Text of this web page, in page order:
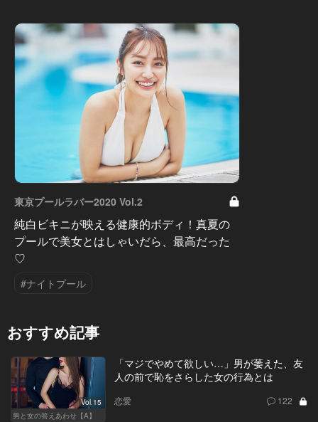
東京プールラバー2020 Vol.2
純白ビキニが映える健康的ボディ！真夏の
プールで美女とはしゃいだら、最高だった
♡
#ナイトプール
おすすめ記事
Vol.15
男と女の答えあわせ【A】
「マジでやめて欲しい…」男が萎えた、友
人の前で恥をさらした女の行為とは
恋愛 122